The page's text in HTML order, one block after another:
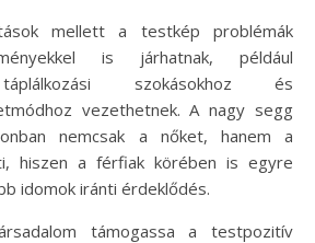
mellett a testkép problémák
is járhatnak, például
szokásokhoz és
vezethetnek. A nagy segg
nemcsak a nőket, hanem a
hiszen a férfiak körében is egyre
idomok iránti érdeklődés.
támogassa a testpozitív